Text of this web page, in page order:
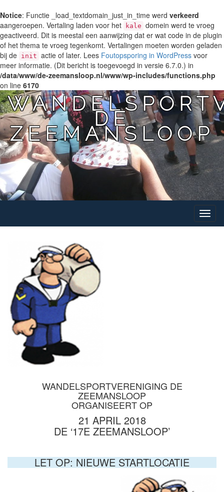
Notice: Functie _load_textdomain_just_in_time werd verkeerd
aangeroepen. Vertaling laden voor het
kale domein werd te vroeg
geactiveerd. Dit is meestal een aanwijzing dat er wat code in de plugin
of het thema te vroeg tegenkomt. Vertalingen moeten worden geladen
bij de init actie of later. Lees Foutopsporing in WordPress voor
meer informatie. (Dit bericht is toegevoegd in versie 6.7.0.) in
/data/www/de-zeemansloop.nl/www/wp-includes/functions.php
on line 6170
DE
ZEEMANSLOOP
WANDELSPORTVERENIGING DE
ZEEMANSLOOP
ORGANISEERT OP
21 APRIL 2018
DE ‘17E ZEEMANSLOOP’
LET OP: NIEUWE STARTLOCATIE